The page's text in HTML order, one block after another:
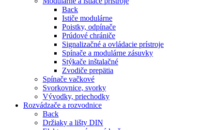
Back
Ističe modulárne
Poistky, odpínače
Prúdové chrániče
Signalizačné a ovládacie prístroje
Spínače a modulárne zásuvky
Stýkače inštalačné
Zvodiče prepätia
Spínače vačkové
Svorkovnice, svorky
Vývodky, priechodky
Rozvádzače a rozvodnice
Back
Držiaky a lišty DIN